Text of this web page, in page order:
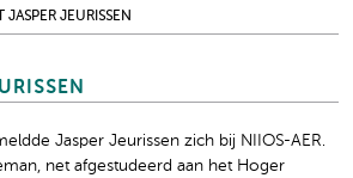
JASPER JEURISSEN
Jasper Jeurissen zich bij NIIOS-AER.
net afgestudeerd aan het Hoger